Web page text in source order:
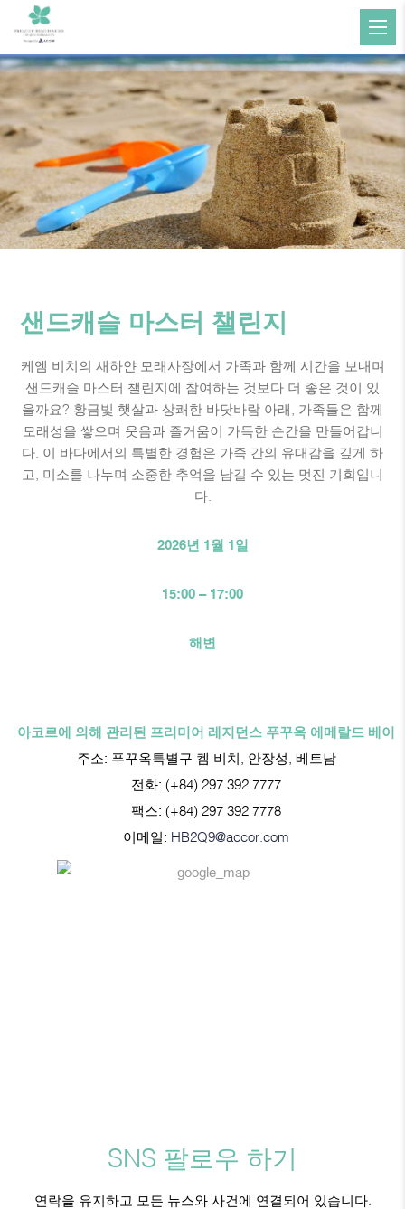
샌드캐슬 마스터 챌린지
케엠 비치의 새하얀 모래사장에서 가족과 함께 시간을 보내며
샌드캐슬 마스터 챌린지에 참여하는 것보다 더 좋은 것이 있
을까요? 황금빛 햇살과 상쾌한 바닷바람 아래, 가족들은 함께
모래성을 쌓으며 웃음과 즐거움이 가득한 순간을 만들어갑니
다. 이 바다에서의 특별한 경험은 가족 간의 유대감을 깊게 하
고, 미소를 나누며 소중한 추억을 남길 수 있는 멋진 기회입니
다.
2026년 1월 1일
15:00 – 17:00
해변
아코르에 의해 관리된 프리미어 레지던스 푸꾸옥 에메랄드 베이
주소: 푸꾸옥특별구 켐 비치, 안장성, 베트남
전화: (+84) 297 392 7777
팩스: (+84) 297 392 7778
이메일: HB2Q9@accor.com
SNS 팔로우 하기
연락을 유지하고 모든 뉴스와 사건에 연결되어 있습니다.